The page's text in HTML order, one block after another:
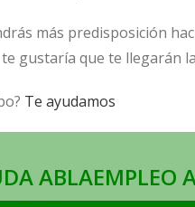
más predisposición
gustaría que te llegarán
Te ayudamos
ABLAEMPLEO